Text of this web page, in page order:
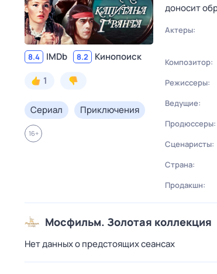
8.4 IMDb 8.2
Кинопоиск
1
Сериал Приключения
16+
доносит
Актеры:
Композитор:
Режиссеры:
Ведущие:
Продюссеры:
Сценаристы:
Страна:
Продакшн:
Мосфильм. Золотая коллекция
Нет данных о предстоящих сеансах